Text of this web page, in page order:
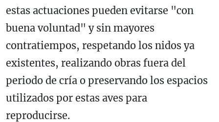
estas actuaciones pueden evitarse "con
buena voluntad" y sin mayores
contratiempos, respetando los nidos ya
existentes, realizando obras fuera del
periodo de cría o preservando los espacios
utilizados por estas aves para
reproducirse.